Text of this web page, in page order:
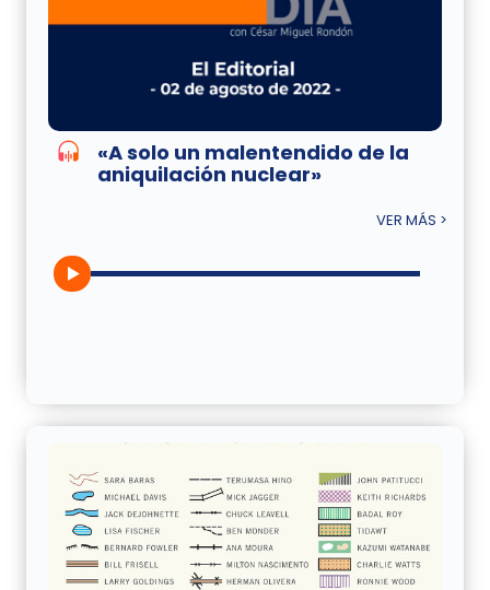
«A solo un malentendido de la
aniquilación nuclear»
VER MÁS >